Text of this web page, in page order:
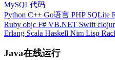
MySQL代码
Python C++ Go语言 PHP SQLite
Ruby objc F# VB.NET Swift
Erlang Scala Haskell Nim Lisp
Java在线运行